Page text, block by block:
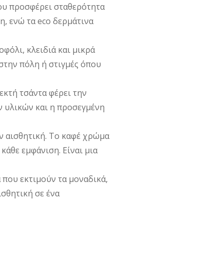
προσφέρει σταθερότητα
ενώ τα eco δερμάτινα
κλειδιά και μικρά
πόλη ή στιγμές όπου
τσάντα φέρει την
υλικών και η προσεγμένη
αισθητική. Το καφέ χρώμα
εμφάνιση. Είναι μια
εκτιμούν τα μοναδικά,
σε ένα